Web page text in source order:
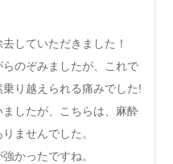
していただきました！
のぞみましたが、これで
り越えられる痛みでした!
したが、こちらは、麻酔
ませんでした。
かったですね。